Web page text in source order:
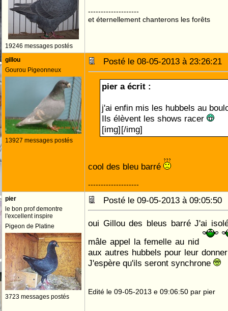
19246 messages postés
--------------------
et éternellement chanterons les forêts
gillou
Gourou Pigeonneux
13927 messages postés
Posté le 08-05-2013 à
pier a écrit :
j'ai enfin mis les hubbels au
Ils élèvent les shows racer
[img][/img]
cool des bleu barré
--------------------
pier
le bon prof demontre
l'excellent inspire
Pigeon de Platine
3723 messages postés
Posté le 09-05-2013 à
oui Gillou des bleus barré J'ai
mâle appel la femelle au nid
aux autres hubbels pour leur
J'espère qu'ils seront synchrone
Edité le 09-05-2013 e 09:06:50 par pier